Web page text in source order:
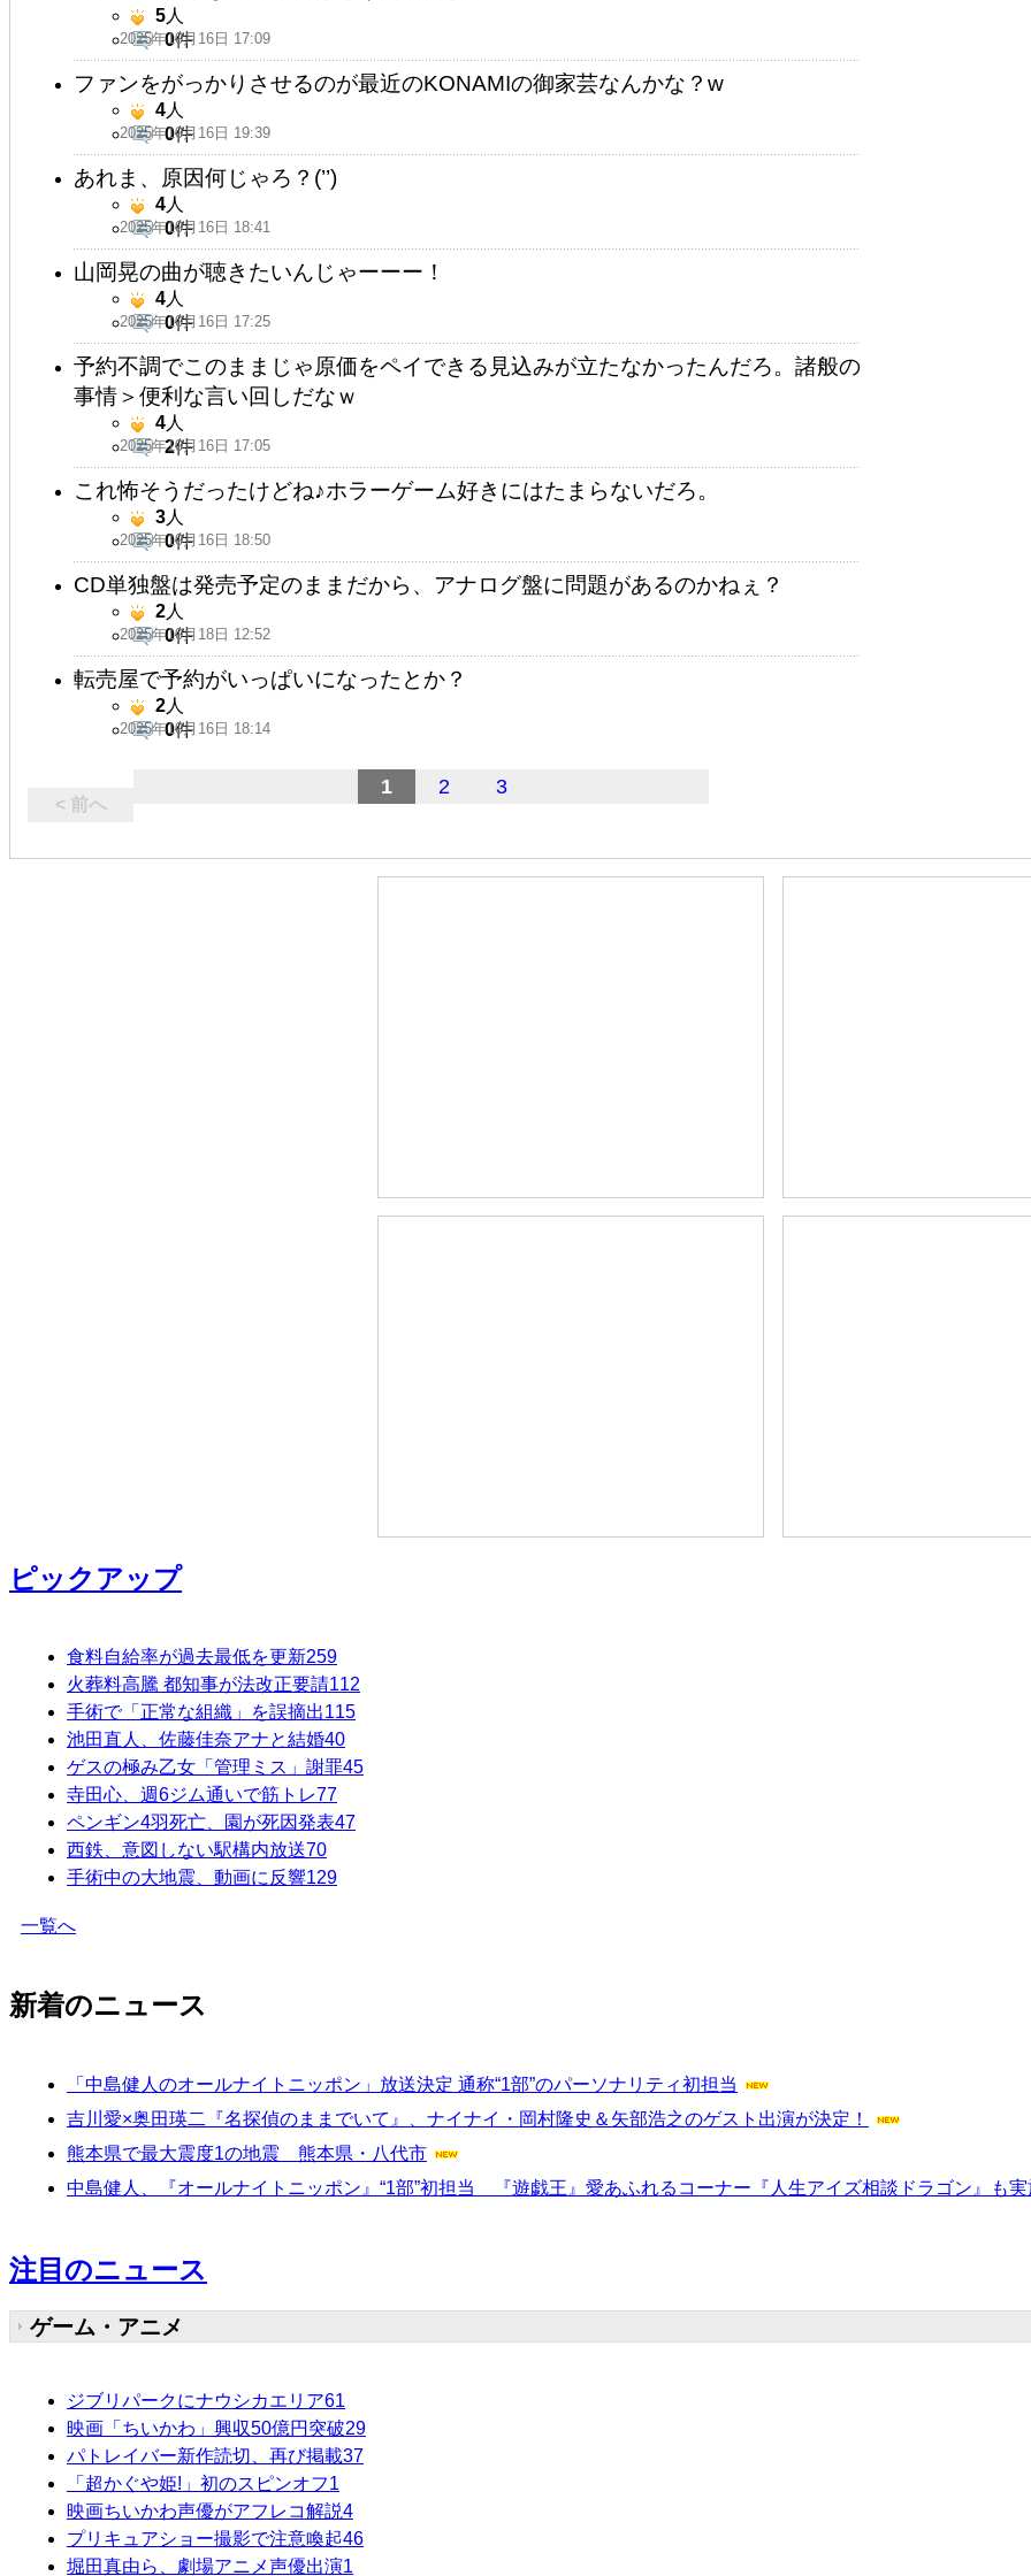
2025年10月16日 17:09
5人
0件
ファンをがっかりさせるのが最近のKONAMIの御家芸なんかな？w
2025年10月16日 19:39
4人
0件
あれま、原因何じゃろ？(’’)
2025年10月16日 18:41
4人
0件
山岡晃の曲が聴きたいんじゃーーー！
2025年10月16日 17:25
4人
0件
予約不調でこのままじゃ原価をペイできる見込みが立たなかったんだろ。諸般の
事情＞便利な言い回しだなｗ
2025年10月16日 17:05
4人
2件
これ怖そうだったけどね♪ホラーゲーム好きにはたまらないだろ。
2025年10月16日 18:50
3人
0件
CD単独盤は発売予定のままだから、アナログ盤に問題があるのかねぇ？
2025年10月18日 12:52
2人
0件
転売屋で予約がいっぱいになったとか？
2025年10月16日 18:14
2人
0件
< 前へ
1 2 3
ピックアップ
食料自給率が過去最低を更新259
火葬料高騰 都知事が法改正要請112
手術で「正常な組織」を誤摘出115
池田直人、佐藤佳奈アナと結婚40
ゲスの極み乙女「管理ミス」謝罪45
寺田心、週6ジム通いで筋トレ77
ペンギン4羽死亡、園が死因発表47
西鉄、意図しない駅構内放送70
手術中の大地震、動画に反響129
一覧へ
新着のニュース
「中島健人のオールナイトニッポン」放送決定 通称“1部”のパーソナリティ初担当
吉川愛×奥田瑛二『名探偵のままでいて』、ナイナイ・岡村隆史＆矢部浩之のゲスト出演が決定！
熊本県で最大震度1の地震 熊本県・八代市
中島健人、『オールナイトニッポン』“1部”初担当 『遊戯王』愛あふれるコーナー『人生アイズ相談ドラゴン』も実
注目のニュース
ゲーム・アニメ
ジブリパークにナウシカエリア61
映画「ちいかわ」興収50億円突破29
パトレイバー新作読切、再び掲載37
「超かぐや姫!」初のスピンオフ1
映画ちいかわ声優がアフレコ解説4
プリキュアショー撮影で注意喚起46
堀田真由ら、劇場アニメ声優出演1